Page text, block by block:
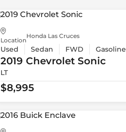
Location
Honda Las Cruces
Used Sedan FWD Gasoline
2019 ChevroletSonic
LT
$8,995